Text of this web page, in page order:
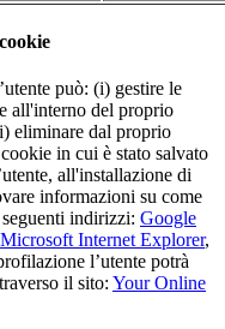
può: (i) gestire le
all'interno del proprio
eliminare dal proprio
in cui è stato salvato
all'installazione di
informazioni su come
indirizzi: Google
Microsoft Internet Explorer,
l’utente potrà
il sito: Your Online